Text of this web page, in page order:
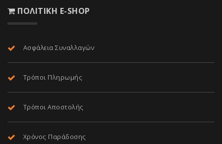
ΠΟΛΙΤΙΚΉ E-SHOP
Ασφάλεια Συναλλαγών
Τρόποι Πληρωμής
Τρόποι Αποστολής
Χρόνος Παράδοσης